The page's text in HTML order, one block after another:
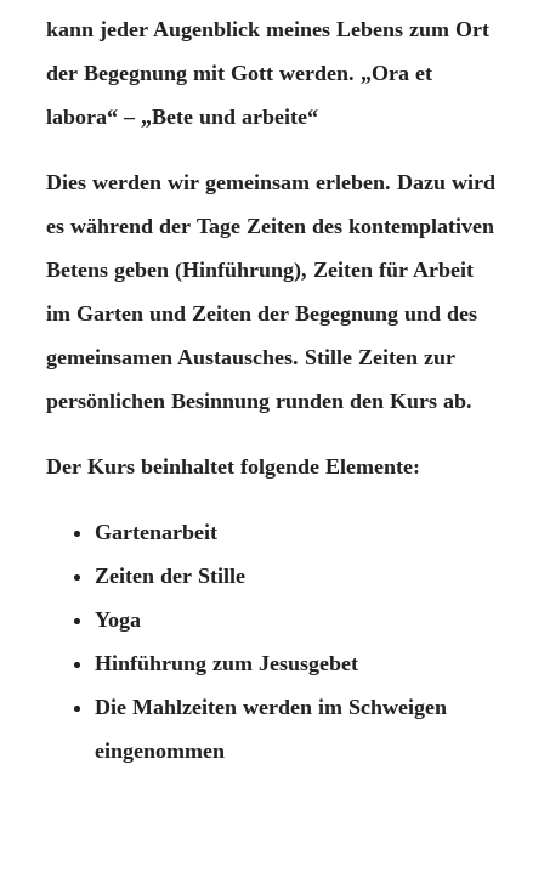
kann jeder Augenblick meines Lebens zum Ort
der Begegnung mit Gott werden. „Ora et
labora“ – „Bete und arbeite“
Dies werden wir gemeinsam erleben. Dazu wird
es während der Tage Zeiten des kontemplativen
Betens geben (Hinführung), Zeiten für Arbeit
im Garten und Zeiten der Begegnung und des
gemeinsamen Austausches. Stille Zeiten zur
persönlichen Besinnung runden den Kurs ab.
Der Kurs beinhaltet folgende Elemente:
Gartenarbeit
Zeiten der Stille
Yoga
Hinführung zum Jesusgebet
Die Mahlzeiten werden im Schweigen
eingenommen